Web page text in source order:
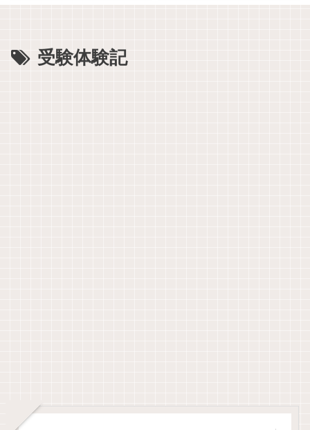
受験体験記